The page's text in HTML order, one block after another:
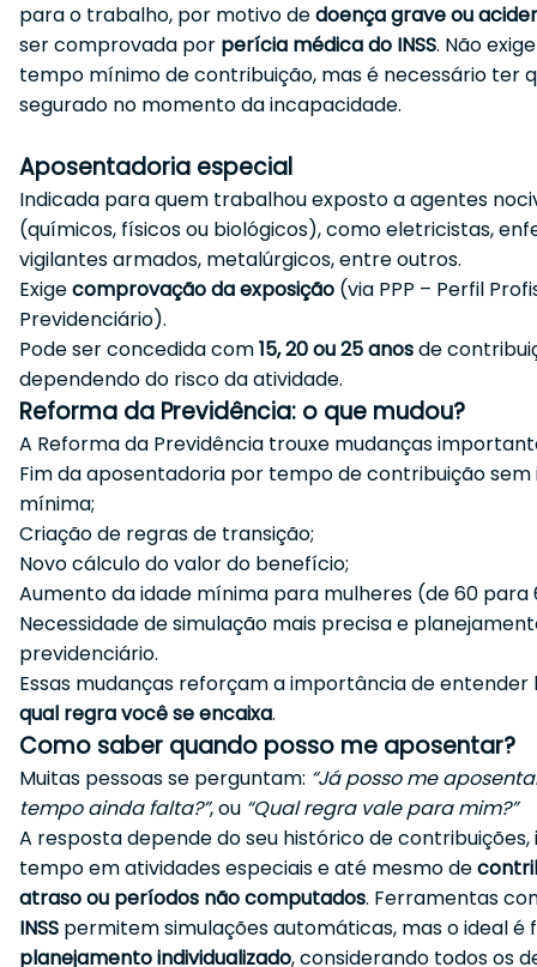
para o trabalho, por motivo dedoença grave ou
ser comprovada por perícia médica do INSS. Não
tempo mínimo de contribuição, mas é necessário ter
segurado no momento da incapacidade.
Aposentadoria especial
Indicada para quem trabalhou exposto a agentes
(químicos, físicos ou biológicos), como eletricistas,
vigilantes armados, metalúrgicos, entre outros.
Exigecomprovação da exposição (via PPP – Perfil
Previdenciário).
Pode ser concedida com15, 20 ou 25 anosde
dependendo do risco da atividade.
Reforma da Previdência: o que mudou?
A Reforma da Previdência trouxe mudanças
Fim da aposentadoria por tempo de contribuição sem
mínima;
Criação de regras de transição;
Novo cálculo do valor do benefício;
Aumento da idade mínima para mulheres (de 60 para
Necessidade de simulação mais precisa e
previdenciário.
Essas mudanças reforçam a importância de
qual regra você se encaixa.
Como saber quando posso me aposentar?
Muitas pessoas se perguntam: “Já posso me
tempo ainda falta?”, ou “Qual regra vale para mim?”
A resposta depende do seu histórico de contribuições,
tempo em atividades especiais e até mesmo de
atraso ou períodos não computados. Ferramentas
INSS permitem simulações automáticas, mas o ideal é
planejamento individualizado, considerando todos os